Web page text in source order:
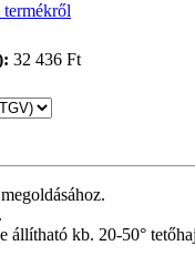
termékről
32 436 Ft
állítható kb. 20-50°